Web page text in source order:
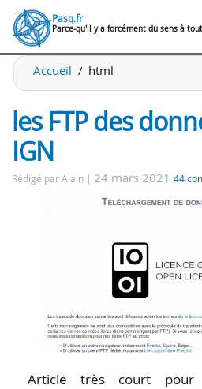
Pasq.fr
Parce-qu'il y a forcément du sens à
Accueil html
les FTP des
IGN
Rédigé par Alain 24 mars 2021 44
Article très court pour